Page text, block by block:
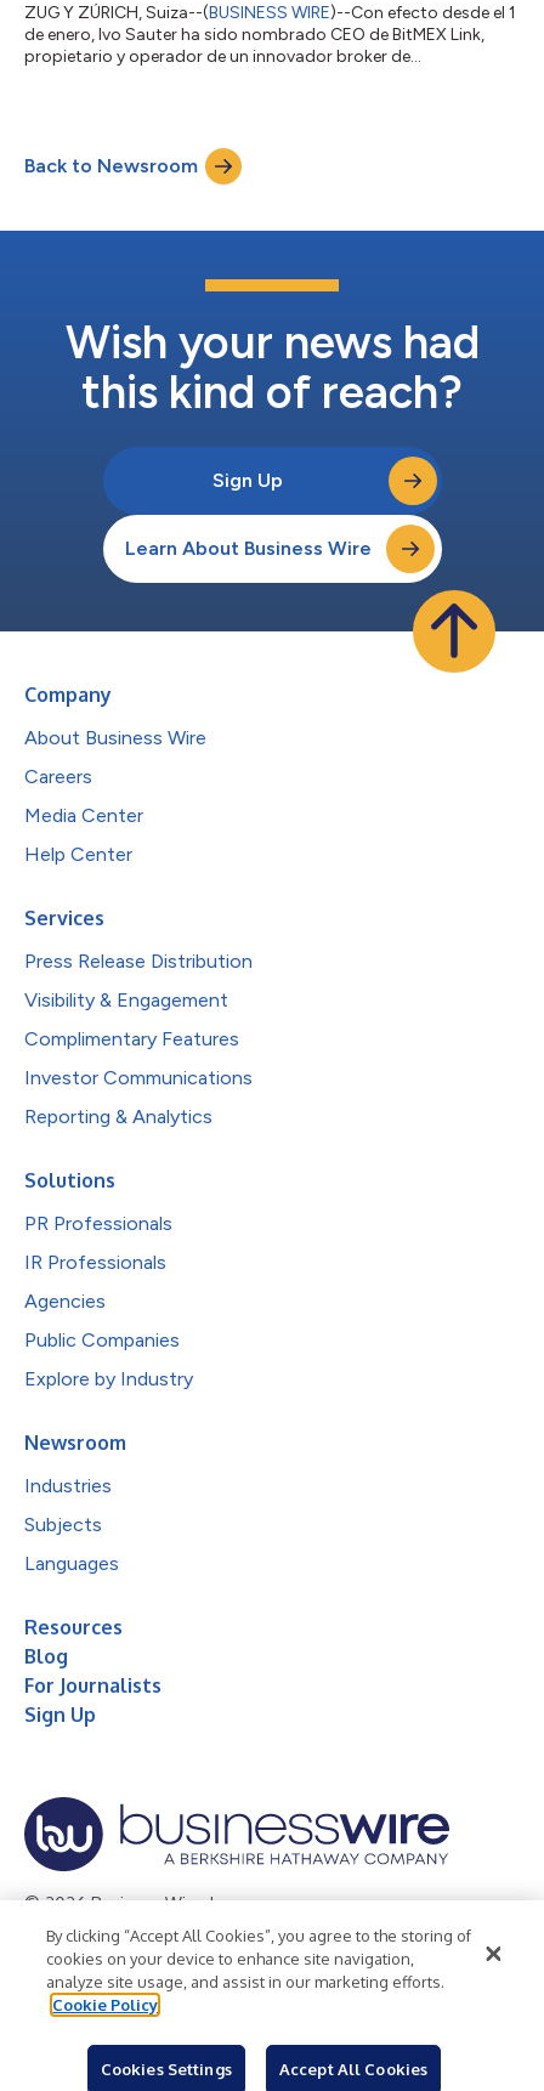
ZUG Y ZÚRICH, Suiza--(BUSINESS WIRE)--Con efecto desde el 1
de enero, Ivo Sauter ha sido nombrado CEO de BitMEX Link,
propietario y operador de un innovador broker de
Zúrich. Antes de su incorporación a BitMEX Link, Sauter fue
director de digitalización, transformación y estrategia en
Gazprombank (Switzerland) Ltd. durante má...
Back to Newsroom
Wish your news had
this kind of reach?
Sign Up
Learn About Business Wire
Company
About Business Wire
Careers
Media Center
Help Center
Services
Press Release Distribution
Visibility & Engagement
Complimentary Features
Investor Communications
Reporting & Analytics
Solutions
PR Professionals
IR Professionals
Agencies
Public Companies
Explore by Industry
Newsroom
Industries
Subjects
Languages
Resources
Blog
For Journalists
Sign Up
© 2026 Business Wire, Inc.
Privacy Policy Cookie Policy
Accessibility Statement
Terms of Use
Legal
By clicking “Accept All Cookies”, you agree to the storing of
cookies on your device to enhance site navigation,
analyze site usage, and assist in our marketing efforts.
Cookie Policy
Cookies Settings Accept All Cookies